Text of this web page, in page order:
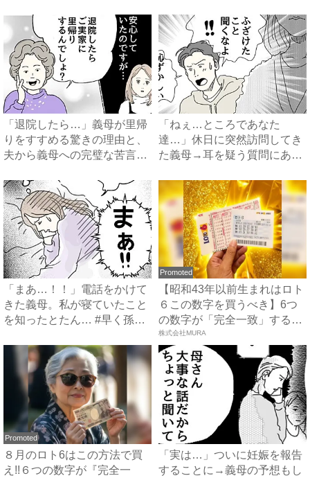
「退院したら…」義母が里帰
りをすすめる驚きの理由と、
夫から義母への完璧な苦言
「ねぇ…ところであなた
達…」休日に突然訪問してき
た義母→耳を疑う質問にあ
「まあ…！！」電話をかけて
きた義母。私が寝ていたこと
を知ったとたん… #早く孫
Promoted
【昭和43年以前生まれはロト
６この数字を買うべき】6つ
の数字が「完全一致」する
方...
株式会社MURA
Promoted
８月のロト6はこの方法で買
え!!６つの数字が『完全一
「実は…」ついに妊娠を報告
することに→義母の予想もし